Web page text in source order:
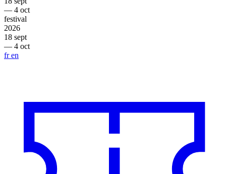
— 4 oct
festival
2026
18 sept
— 4 oct
fren